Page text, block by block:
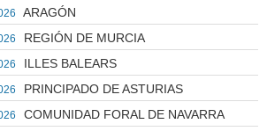
ARAGÓN
REGIÓN DE MURCIA
ILLES BALEARS
PRINCIPADO DE ASTURIAS
COMUNIDAD FORAL DE NAVARRA